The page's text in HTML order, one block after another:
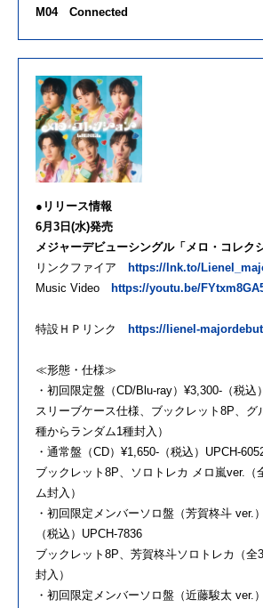
M04Connected
●リリース情報
6月3日(水)発売
メジャーデビューシングル「メロ・コレク
リンクファイア
https://lnk.to/
Music Video
https://youtu.be/
特設ＨＰリンク https://lienel-
≪形態・仕様≫
・初回限定盤（CD/Blu-ray）¥3,300-（税込
スリーブケース仕様、ブックレット8P、グ
種からランダム1種封入）
・通常盤（CD）¥1,650-（税込）UPCH-
ブックレット8P、ソロトレカ メロ嵐ver.（
ム封入）
・初回限定メンバーソロ盤（芳賀柊斗 ver.
（税込）UPCH-7836
ブックレット8P、芳賀柊斗ソロトレカ（全
封入）
・初回限定メンバーソロ盤（近藤駿太 ver.